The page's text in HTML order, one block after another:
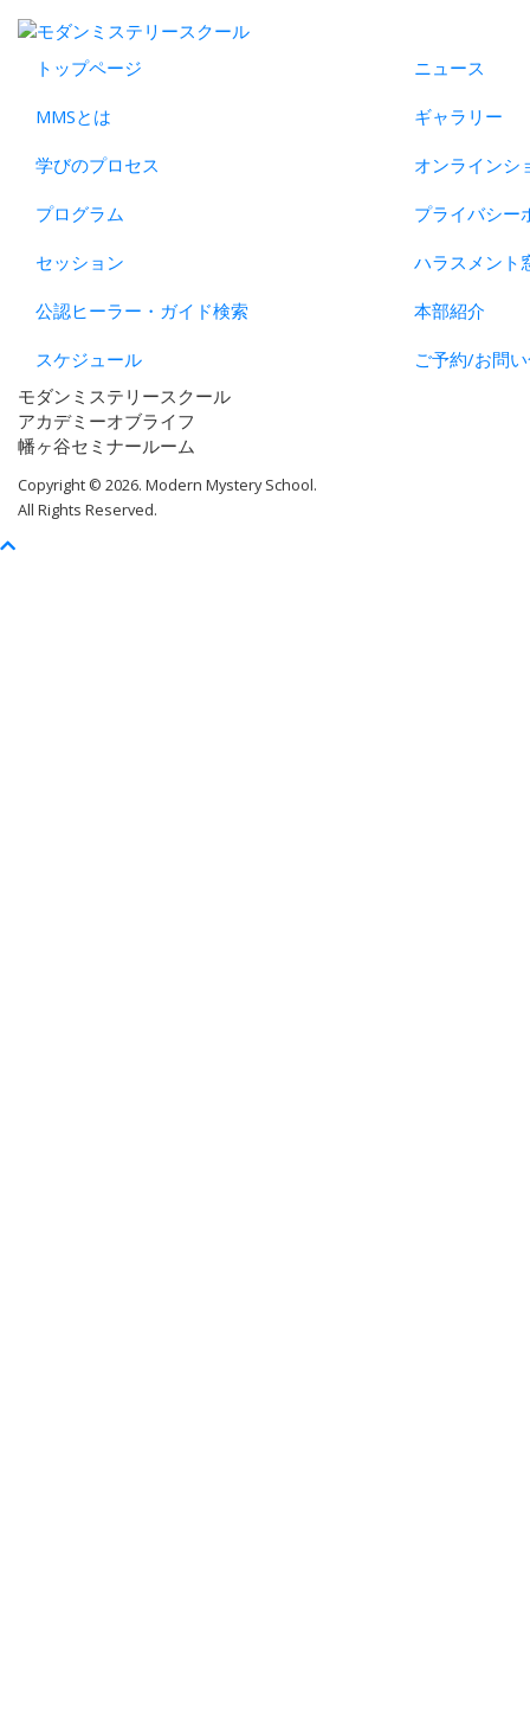
トップページ
MMSとは
学びのプロセス
プログラム
セッション
公認ヒーラー・ガイド検索
スケジュール
ニュース
ギャラリー
オンラインシ
プライバシー
ハラスメント
本部紹介
ご予約/お問
モダンミステリースクール
アカデミーオブライフ
幡ヶ谷セミナールーム
Copyright © 2026. Modern Mystery School.
All Rights Reserved.